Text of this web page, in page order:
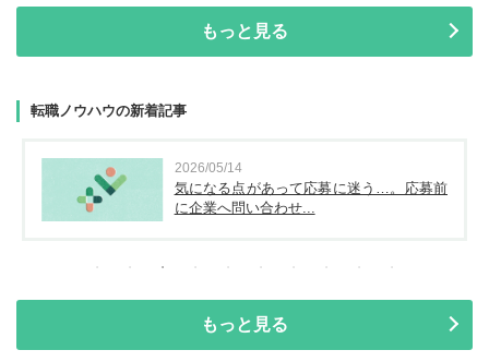
もっと見る
転職ノウハウの新着記事
2026/05/14
気になる点があって応募に迷う…。応募前
に企業へ問い合わせ...
もっと見る